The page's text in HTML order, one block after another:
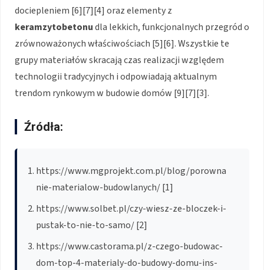
dociepleniem [6][7][4] oraz elementy z
keramzytobetonudla lekkich, funkcjonalnych przegród o
zrównoważonych właściwościach [5][6]. Wszystkie te
grupy materiałów skracają czas realizacji względem
technologii tradycyjnych i odpowiadają aktualnym
trendom rynkowym w budowie domów [9][7][3].
Źródła:
https://www.mgprojekt.com.pl/blog/porowna
nie-materialow-budowlanych/ [1]
https://www.solbet.pl/czy-wiesz-ze-bloczek-i-
pustak-to-nie-to-samo/ [2]
https://www.castorama.pl/z-czego-budowac-
dom-top-4-materialy-do-budowy-domu-ins-